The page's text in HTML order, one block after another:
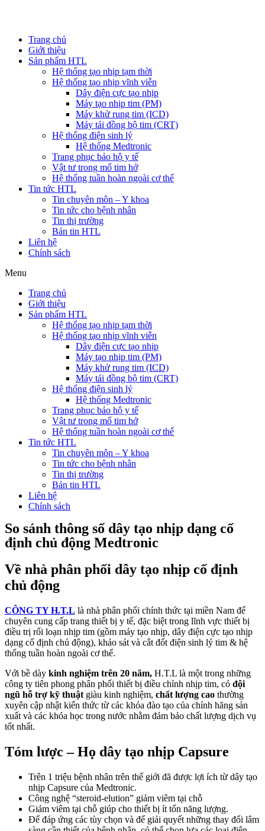
Trang chủ
Giới thiệu
Sản phẩm HTL
Hệ thống tạo nhịp tạm thời
Hệ thống tạo nhịp vĩnh viễn
Dây điện cực tạo nhịp
Máy tạo nhịp tim (PM)
Máy khử rung tim (ICD)
Máy tái đồng bộ tim (CRT)
Hệ thống điện sinh lý
Hệ thống Medtronic
Trang phục bảo hộ y tế
Vật tư trong mổ tim hở
Hệ thống tuần hoàn ngoài cơ thể
Tin tức HTL
Tin chuyên môn – Y khoa
Tin tức cho bệnh nhân
Tin thị trường
Bản tin HTL
Liên hệ
Chính sách
Menu
Trang chủ
Giới thiệu
Sản phẩm HTL
Hệ thống tạo nhịp tạm thời
Hệ thống tạo nhịp vĩnh viễn
Dây điện cực tạo nhịp
Máy tạo nhịp tim (PM)
Máy khử rung tim (ICD)
Máy tái đồng bộ tim (CRT)
Hệ thống điện sinh lý
Hệ thống Medtronic
Trang phục bảo hộ y tế
Vật tư trong mổ tim hở
Hệ thống tuần hoàn ngoài cơ thể
Tin tức HTL
Tin chuyên môn – Y khoa
Tin tức cho bệnh nhân
Tin thị trường
Bản tin HTL
Liên hệ
Chính sách
So sánh thông số dây tạo nhịp dạng cố
định chủ động Medtronic
Về nhà phân phối dây tạo nhịp cố định
chủ động
CÔNG TY H.T.L là nhà phân phối chính thức tại miền Nam để
chuyên cung cấp trang thiết bị y tế, đặc biệt trong lĩnh vực thiết bị
điều trị rối loạn nhịp tim (gồm máy tạo nhịp, dây điện cực tạo nhịp
dạng cố định chủ động), khảo sát và cắt đốt điện sinh lý tim & hệ
thống tuần hoàn ngoài cơ thể.
Với bề dày kinh nghiệm trên 20 năm, H.T.L là một trong những
công ty tiên phong phân phối thiết bị điều chỉnh nhịp tim, có đội
ngũ hỗ trợ kỹ thuật giàu kinh nghiệm, chất lượng cao thường
xuyên cập nhật kiến thức từ các khóa đào tạo của chính hãng sản
xuất và các khóa học trong nước nhằm đảm bảo chất lượng dịch vụ
tốt nhất.
Tóm lược – Họ dây tạo nhịp Capsure
Trên 1 triệu bệnh nhân trên thế giới đã được lợi ích từ dây tạo
nhịp Capsure của Medtronic.
Công nghệ “steroid-elution” giảm viêm tại chỗ
Giảm viêm tại chỗ giúp cho thiết bị ít tốn năng lượng.
Để đáp ứng các tùy chọn và để giải quyết những thay đổi lâm